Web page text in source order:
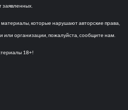
заявленных.
которые нарушают авторские права,
организации, пожалуйста, сообщите нам.
18+!